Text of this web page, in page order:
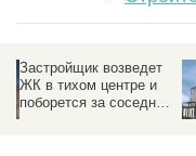
Зубы же сами
лечим. Агент
недвижимости
трендах,